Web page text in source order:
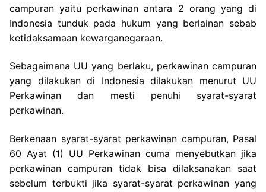
campuran yaitu perkawinan antara 2 orang yang di
Indonesia tunduk pada hukum yang berlainan sebab
ketidaksamaan kewarganegaraan.
Sebagaimana UU yang berlaku, perkawinan campuran
yang dilakukan di Indonesia dilakukan menurut UU
Perkawinan dan mesti penuhi syarat-syarat
perkawinan.
Berkenaan syarat-syarat perkawinan campuran, Pasal
60 Ayat (1) UU Perkawinan cuma menyebutkan jika
perkawinan campuran tidak bisa dilaksanakan saat
sebelum terbukti jika syarat-syarat perkawinan yang